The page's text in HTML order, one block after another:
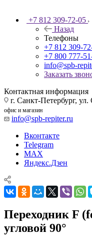
+7 812 309-72-05
Назад
Телефоны
+7 812 309-
+7 800 777-
info@spb-
Заказать
Контактная информация
г. Санкт-Петербург,
офис и магазин
info@spb-repiter.ru
Вконтакте
Telegram
MAX
Яндекс.Дзен
Переходник F
угловой 90°